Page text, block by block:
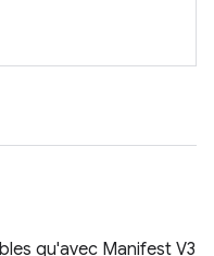
qu'avec Manifest V3